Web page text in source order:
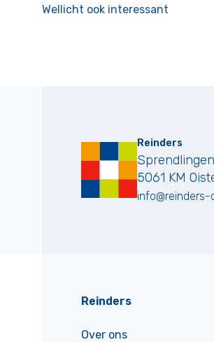
Wellicht ook interessant
Reinders
5061 KM
info@reinders-
Reinders
Over ons